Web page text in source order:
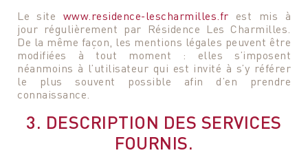
Le site www.residence-lescharmilles.fr est mis à
jour régulièrement par Résidence Les Charmilles.
De la même façon, les mentions légales peuvent être
modifiées à tout moment : elles s’imposent
néanmoins à l’utilisateur qui est invité à s’y référer
le plus souvent possible afin d’en prendre
connaissance.
3. DESCRIPTION DES SERVICES
FOURNIS.